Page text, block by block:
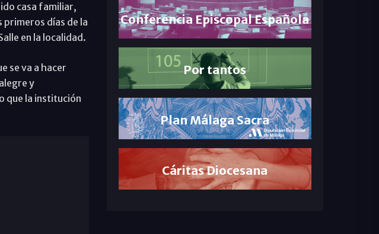
casa familiar,
días de la
en la localidad.
se va a hacer
y
que la institución
Conferencia Episcopal Española
Por tantos
Plan Málaga Sacra
Cáritas Diocesana